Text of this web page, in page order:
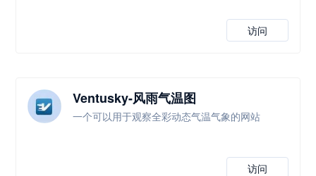
访问
Ventusky-风雨气温图
一个可以用于观察全彩动态气温气象的网站
访问